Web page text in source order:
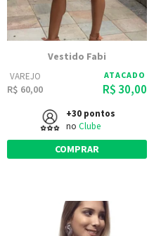
Vestido Fabi
VAREJO
R$ 60,00
ATACADO
R$ 30,00
+30 pontos
no Clube
COMPRAR